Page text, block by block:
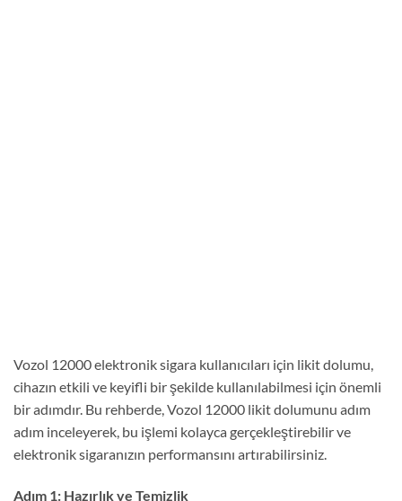
Vozol 12000 elektronik sigara kullanıcıları için likit dolumu,
cihazın etkili ve keyifli bir şekilde kullanılabilmesi için önemli
bir adımdır. Bu rehberde, Vozol 12000 likit dolumunu adım
adım inceleyerek, bu işlemi kolayca gerçekleştirebilir ve
elektronik sigaranızın performansını artırabilirsiniz.
Adım 1: Hazırlık ve Temizlik